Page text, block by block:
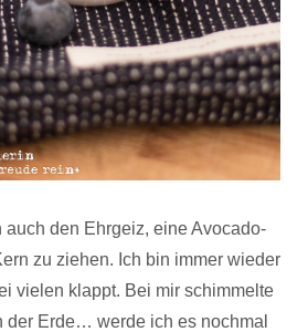
den Ehrgeiz, eine Avocado-
zu ziehen. Ich bin immer wieder
vielen klappt. Bei mir schimmelte
der Erde… werde ich es nochmal